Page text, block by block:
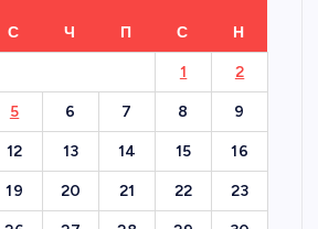
С Ч П С Н
1 2
5 6 7 8 9
12 13 14 15 16
19 20 21 22 23